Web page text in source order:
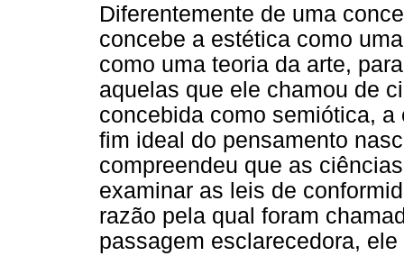
Diferentemente de uma
concebe a estética como
como uma teoria da arte,
aquelas que ele chamou de
concebida como semiótica,
fim ideal do pensamento
compreendeu que as
examinar as leis de
razão pela qual foram
passagem esclarecedora,